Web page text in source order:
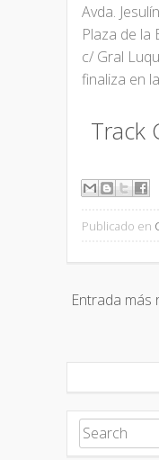
Avda.
Plaza de la
c/ Gral
finaliza en
Track
Publicado en
Entrada más
Search for: